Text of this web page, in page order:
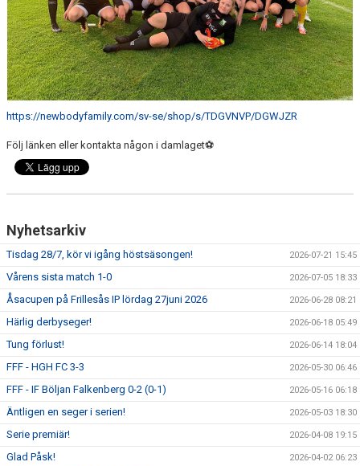
MARATON MATCHER
SPELARRÅDET
https://newbodyfamily.com/sv-se/shop/s/TDGVNVP/DGWJZR
Följ länken eller kontakta någon i damlaget⚽️
Nyhetsarkiv
Tisdag 28/7, kör vi igång höstsäsongen! 2026-07-21 15:45
Vårens sista match 1-0 2026-07-05 18:33
Åsacupen på Frillesås IP lördag 27juni 2026 2026-06-28 08:21
Härlig derbyseger! 2026-06-18 05:49
Tung förlust! 2026-06-14 18:04
FFF - HGH FC 3-3 2026-05-30 06:46
FFF - IF Böljan Falkenberg 0-2 (0-1) 2026-05-16 06:18
Äntligen en seger i serien! 2026-05-03 18:30
Serie premiär! 2026-04-08 19:15
Glad Påsk! 2026-04-02 06:23